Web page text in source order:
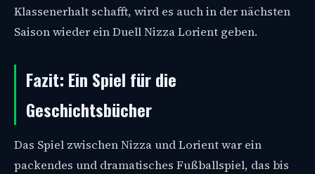
Klassenerhalt schafft, wird es auch in der nächsten
Saison wieder ein Duell Nizza Lorient geben.
Fazit: Ein Spiel für die
Geschichtsbücher
Das Spiel zwischen Nizza und Lorient war ein
packendes und dramatisches Fußballspiel, das bis